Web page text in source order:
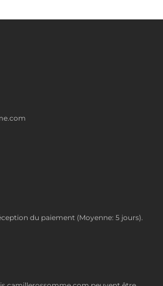
du paiement (Moyenne: 5 jours).